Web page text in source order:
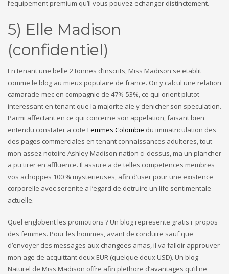
l’equipement premium qu’il vous pouvez echanger distinctement.
5) Elle Madison
(confidentiel)
En tenant une belle 2 tonnes d’inscrits, Miss Madison se etablit
comme le blog au mieux populaire de france. On y calcul une relation
camarade-mec en compagnie de 47%-53%, ce qui orient plutot
interessant en tenant que la majorite aie y denicher son speculation.
Parmi affectant en ce qui concerne son appelation, faisant bien
entendu constater a cote Femmes Colombie du immatriculation des
des pages commerciales en tenant connaissances adulteres, tout
mon assez notoire Ashley Madison nation ci-dessus, ma un plancher
a pu tirer en affluence. Il assure a de telles competences membres
vos achoppes 100 % mysterieuses, afin d’user pour une existence
corporelle avec serenite a l’egard de detruire un life sentimentale
actuelle.
Quel englobent les promotions ? Un blog represente gratis i propos
des femmes. Pour les hommes, avant de conduire sauf que
d’envoyer des messages aux changees amas, il va falloir approuver
mon age de acquittant deux EUR (quelque deux USD). Un blog
Naturel de Miss Madison offre afin plethore d’avantages qu’il ne